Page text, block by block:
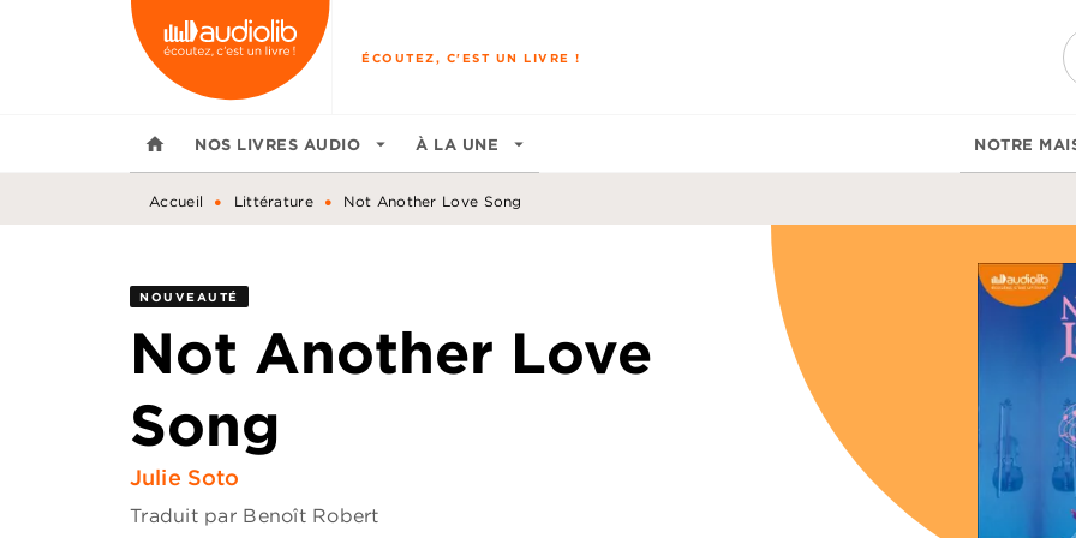
MENU RECHERCHE
ÉCOUTEZ, C'EST UN LIVRE !
home NOS LIVRES AUDIO arrow_drop_down À LA UNE arrow_drop_down NOTRE
Accueil • Littérature • Not Another Love Song
NOUVEAUTÉ
Not Another Love
Song
Julie Soto
Traduit par Benoît Robert